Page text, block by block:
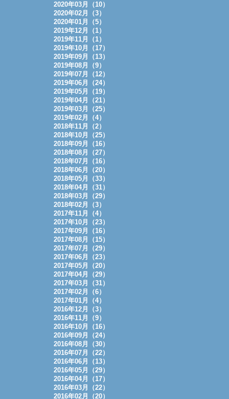
2020年03月（10）
2020年02月（3）
2020年01月（5）
2019年12月（1）
2019年11月（1）
2019年10月（17）
2019年09月（13）
2019年08月（9）
2019年07月（12）
2019年06月（24）
2019年05月（19）
2019年04月（21）
2019年03月（25）
2019年02月（4）
2018年11月（2）
2018年10月（25）
2018年09月（16）
2018年08月（27）
2018年07月（16）
2018年06月（20）
2018年05月（33）
2018年04月（31）
2018年03月（29）
2018年02月（3）
2017年11月（4）
2017年10月（23）
2017年09月（16）
2017年08月（15）
2017年07月（29）
2017年06月（23）
2017年05月（20）
2017年04月（29）
2017年03月（31）
2017年02月（6）
2017年01月（4）
2016年12月（3）
2016年11月（9）
2016年10月（16）
2016年09月（24）
2016年08月（30）
2016年07月（22）
2016年06月（13）
2016年05月（29）
2016年04月（17）
2016年03月（22）
2016年02月（20）